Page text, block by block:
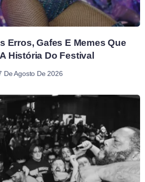
Erros, Gafes E Memes Que
História Do Festival
De Agosto De 2026